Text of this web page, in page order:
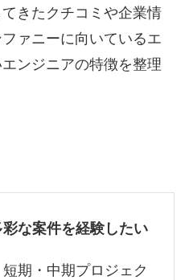
きたクチコミや企業情
ァニーに向いているエ
ンジニアの特徴を整理
な案件を経験したい
期・中期プロジェク